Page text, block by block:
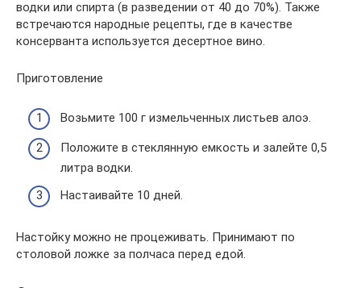
водки или спирта (в разведении от 40 до 70%). Также
встречаются народные рецепты, где в качестве
консерванта используется десертное вино.
Приготовление
Возьмите 100 г измельченных листьев алоэ.
Положите в стеклянную емкость и залейте 0,5
литра водки.
Настаивайте 10 дней.
Настойку можно не процеживать. Принимают по
столовой ложке за полчаса перед едой.